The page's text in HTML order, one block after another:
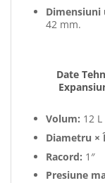
Dimensiuni
42 mm.
Date
Volum: 12 L
Diametru ×
Racord: 1″
Presiune